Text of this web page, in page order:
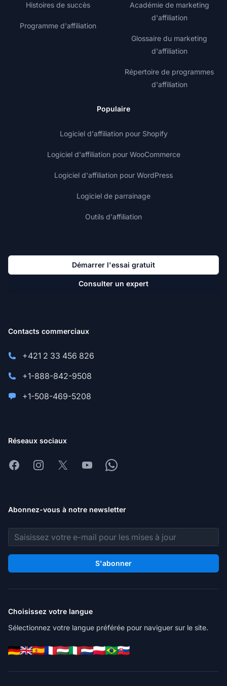
Histoires de succès
Programme d'affiliation
Académie de marketing
d'affiliation
Glossaire du marketing
d'affiliation
Répertoire de programmes
d'affiliation
Populaire
Logiciel d'affiliation pour Shopify
Logiciel d'affiliation pour WooCommerce
Logiciel d'affiliation pour WordPress
Logiciel de parrainage
Outils d'affiliation
Démarrer l'essai gratuit
Consulter un expert
Contacts commerciaux
+421 2 33 456 826
+1-888-842-9508
+1-508-469-5208
Réseaux sociaux
FacebookInstagram
X YoutubeWhatsapp
Abonnez-vous à notre newsletter
Adresse e-mail
S'abonner
Choisissez votre langue
Sélectionnez votre langue préférée pour naviguer sur le site.